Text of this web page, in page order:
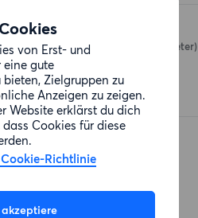
von Erst- und
eine gute
Zielgruppen zu
Anzeigen zu zeigen.
Website erklärst du dich
Cookies für diese
Richtlinie
akzeptiere
Eckertstraße 7-11 (292 Meter)